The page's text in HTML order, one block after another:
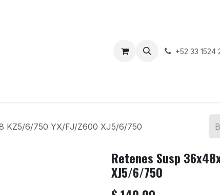
Contáctenos+52 33 1524
KZ5/6/750 YX/FJ/Z600 XJ5/6/750
Retenes Susp
XJ5/6/750